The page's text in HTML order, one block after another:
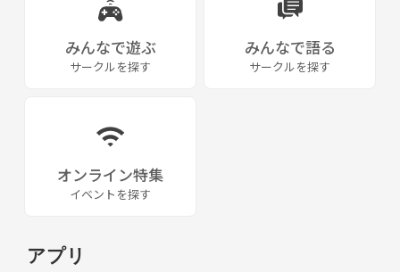
みんなで遊ぶ
サークルを探す
みんなで語る
サークルを探す
オンライン特集
イベントを探す
アプリ